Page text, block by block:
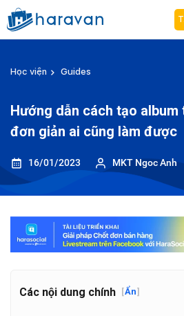
Học viện Guides
Hướng dẫn cách tạo
đơn giản ai cũng làm được
16/01/2023 MKT Ngoc Anh
Các nội dung chính [Ẩn]